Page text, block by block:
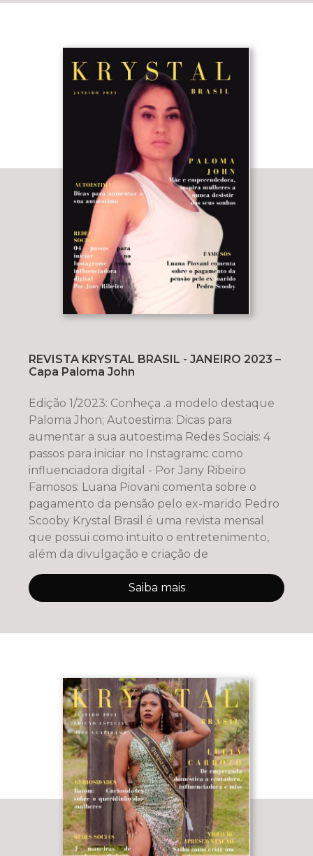
REVISTA KRYSTAL BRASIL - JANEIRO 2023 –
Capa Paloma John
Edição 1/2023: Conheça .a modelo destaque
Paloma Jhon; Autoestima: Dicas para
aumentar a sua autoestima Redes Sociais: 4
passos para iniciar no Instagramc como
influenciadora digital - Por Jany Ribeiro
Famosos: Luana Piovani comenta sobre o
pagamento da pensão pelo ex-marido Pedro
Scooby Krystal Brasil é uma revista mensal
que possui como intuito o entretenimento,
além da divulgação e criação de
Saiba mais